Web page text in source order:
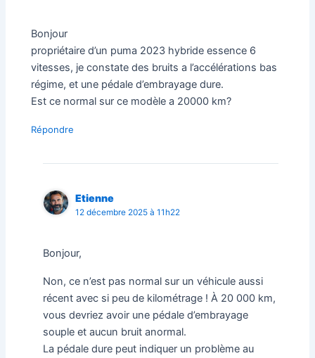
Bonjour
propriétaire d’un puma 2023 hybride essence 6
vitesses, je constate des bruits a l’accélérations bas
régime, et une pédale d’embrayage dure.
Est ce normal sur ce modèle a 20000 km?
Répondre
Etienne
12 décembre 2025 à 11h22
Bonjour,
Non, ce n’est pas normal sur un véhicule aussi
récent avec si peu de kilométrage ! À 20 000 km,
vous devriez avoir une pédale d’embrayage
souple et aucun bruit anormal.
La pédale dure peut indiquer un problème au